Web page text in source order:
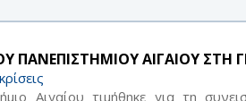
ΠΑΝΕΠΙΣΤΗΜΙΟΥ ΑΙΓΑΙΟΥ
Αιγαίου τιμήθηκε για τη